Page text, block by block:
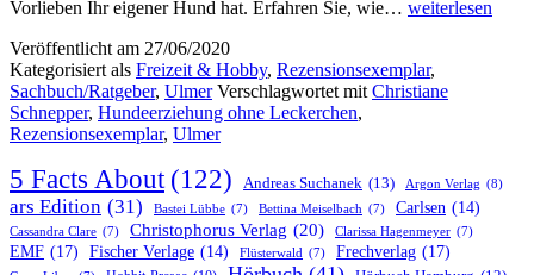
Vorlieben Ihr eigener Hund hat. Erfahren Sie, wie…
von
Christiane
weiterlesen
Veröffentlicht am 27/06/2020
Kategorisiert als Freizeit & Hobby, Rezensionsexemplar,
Sachbuch/Ratgeber, Ulmer Verschlagwortet mit Christiane
Schnepper, Hundeerziehung ohne Leckerchen,
Rezensionsexemplar, Ulmer
5 Facts About (122) Andreas Suchanek (13) Argon Verlag (8)
ars Edition (31) Bastei Lübbe (7) Bettina Meiselbach (7) Carlsen (14)
Cassandra Clare (7) Christophorus Verlag (20) Clarissa Hagenmeyer (7)
EMF (17) Fischer Verlage (14) Flüsterwald (7) Frechverlag (17)